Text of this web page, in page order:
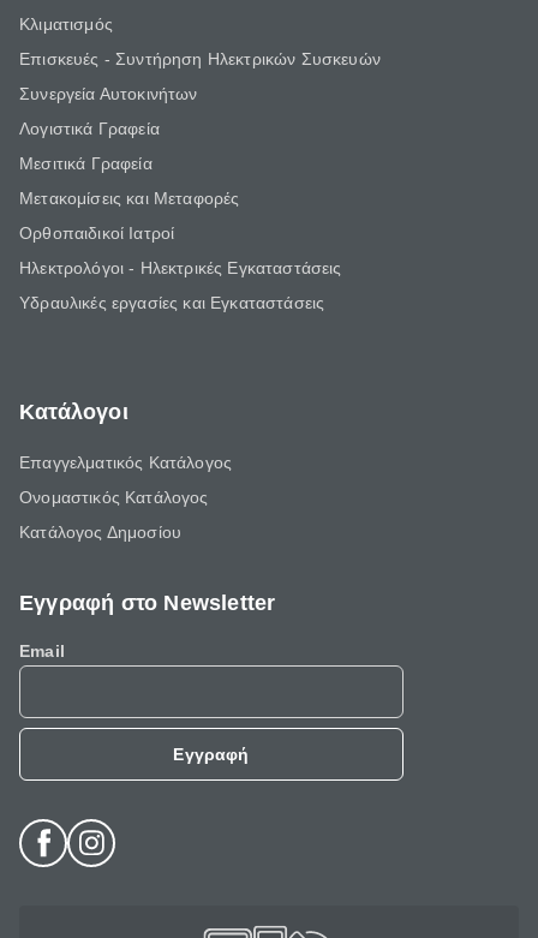
Κλιματισμός
Επισκευές - Συντήρηση Ηλεκτρικών Συσκευών
Συνεργεία Αυτοκινήτων
Λογιστικά Γραφεία
Μεσιτικά Γραφεία
Μετακομίσεις και Μεταφορές
Ορθοπαιδικοί Ιατροί
Ηλεκτρολόγοι - Ηλεκτρικές Εγκαταστάσεις
Υδραυλικές εργασίες και Εγκαταστάσεις
Κατάλογοι
Επαγγελματικός Κατάλογος
Ονομαστικός Κατάλογος
Κατάλογος Δημοσίου
Εγγραφή στο Newsletter
Email
Εγγραφή